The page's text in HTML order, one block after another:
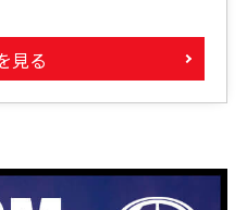
見る